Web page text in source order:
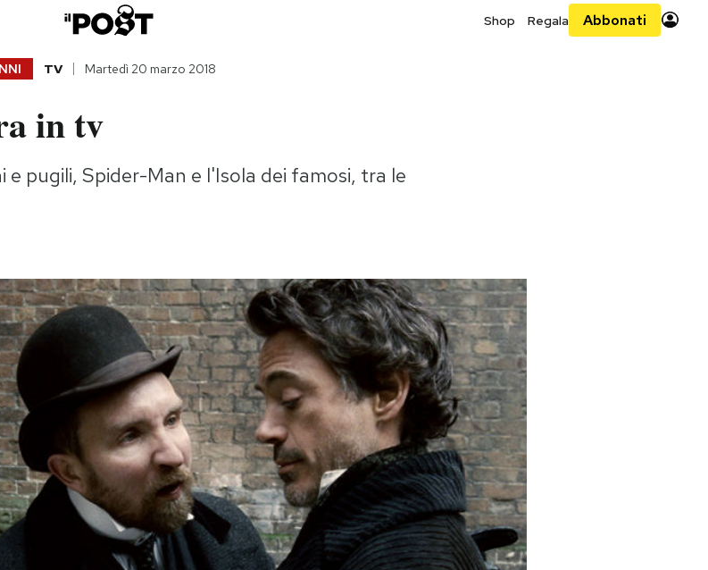
Shop Regala Abbonati
TV Martedì 20 marzo 2018
in tv
e pugili, Spider-Man e l'Isola dei famosi, tra le